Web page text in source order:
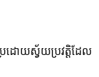
ដោយស្វ័យប្រវត្តិដែល